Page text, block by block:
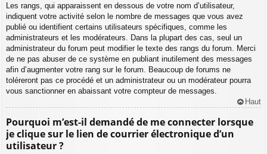
Les rangs, qui apparaissent en dessous de votre nom d’utilisateur,
indiquent votre activité selon le nombre de messages que vous avez
publié ou identifient certains utilisateurs spécifiques, comme les
administrateurs et les modérateurs. Dans la plupart des cas, seul un
administrateur du forum peut modifier le texte des rangs du forum. Merci
de ne pas abuser de ce système en publiant inutilement des messages
afin d’augmenter votre rang sur le forum. Beaucoup de forums ne
toléreront pas ce procédé et un administrateur ou un modérateur pourra
vous sanctionner en abaissant votre compteur de messages.
Haut
Pourquoi m’est-il demandé de me connecter lorsque
je clique sur le lien de courrier électronique d’un
utilisateur ?